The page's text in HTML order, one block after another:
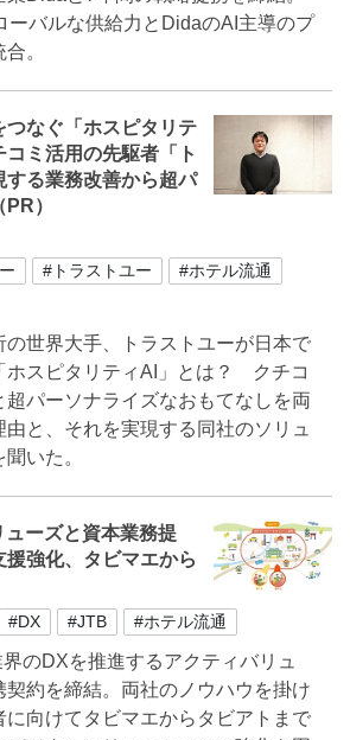
ーバルな供給力とDidaのAI主導のプ
。
つなぐ「ホスピタリテ
ミ活用の先駆者「ト
する業務改善から超パ
）
#トラストユー
#ホテル流通
の世界大手、トラストユーが日本で
ホスピタリティAI」とは？ クチコ
超パーソナライズなおもてなしを両
と、それを実現する同社のソリュ
いた。
ーズと資本業務提
強化、タビマエから
#DX #JTB #ホテル流通
のDXを推進するアクティバリュ
契約を締結。両社のノウハウを掛け
に向けてタビマエからタビアトまで